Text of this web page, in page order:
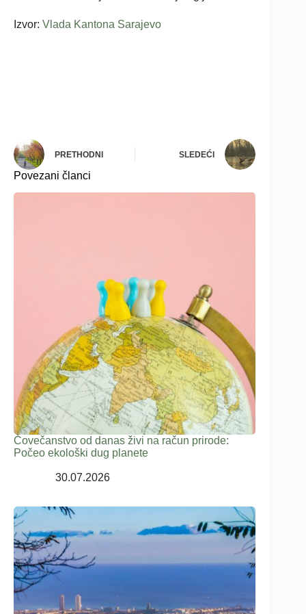
Izvor: Vlada Kantona Sarajevo
PRETHODNI SLEDEĆI
Povezani članci
Čovečanstvo od danas živi na račun prirode:
Počeo ekološki dug planete
30.07.2026